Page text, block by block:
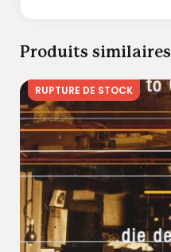
Produits similaires
RUPTURE DE STOCK